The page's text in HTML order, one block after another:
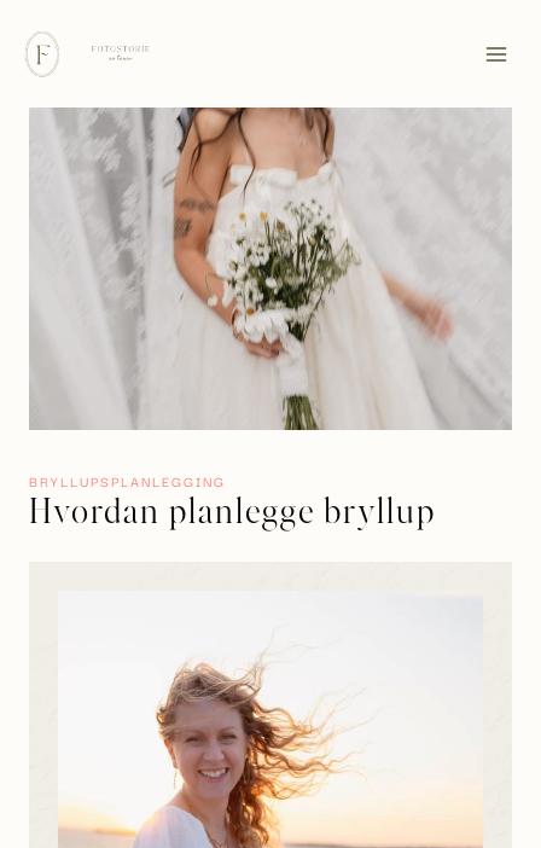
BRYLLUPSPLANLEGGING
Hvordan planlegge bryllup